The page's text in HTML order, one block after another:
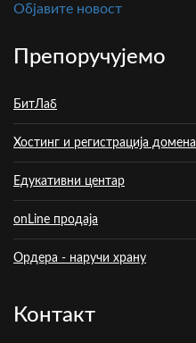
Oбјавите новост
Препоручујемо
БитЛаб
Хостинг и регистрација домена
Едукативни центар
onLine продаја
Ордера - наручи храну
Контакт